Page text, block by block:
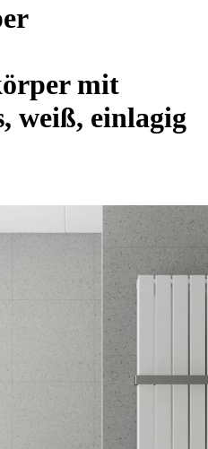
mit
weiß, einlagig